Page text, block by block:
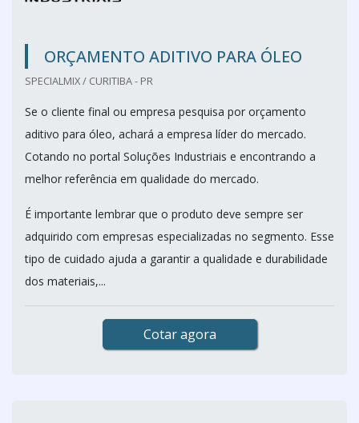
ORÇAMENTO ADITIVO PARA ÓLEO
SPECIALMIX / CURITIBA - PR
Se o cliente final ou empresa pesquisa por orçamento
aditivo para óleo, achará a empresa líder do mercado.
Cotando no portal Soluções Industriais e encontrando a
melhor referência em qualidade do mercado.
É importante lembrar que o produto deve sempre ser
adquirido com empresas especializadas no segmento. Esse
tipo de cuidado ajuda a garantir a qualidade e durabilidade
dos materiais,...
Cotar agora